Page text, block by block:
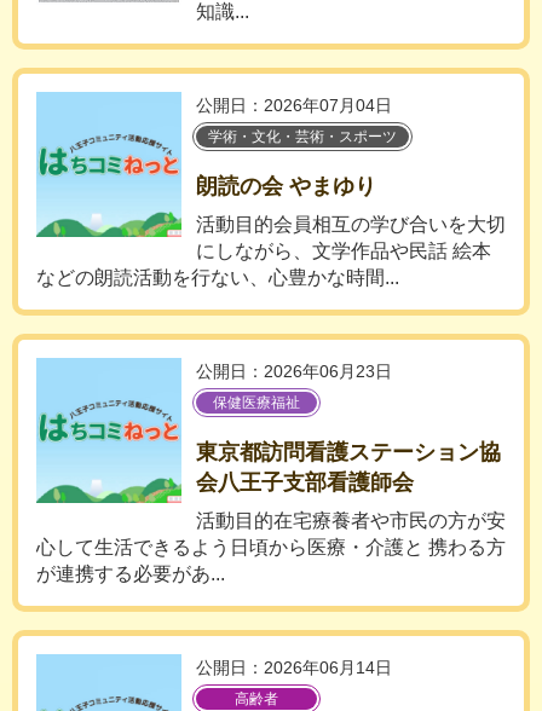
知識...
公開日：2026年07月04日
学術・文化・芸術・スポーツ
朗読の会 やまゆり
活動目的会員相互の学び合いを大切
にしながら、文学作品や民話 絵本
などの朗読活動を行ない、心豊かな時間...
公開日：2026年06月23日
保健医療福祉
東京都訪問看護ステーション協
会八王子支部看護師会
活動目的在宅療養者や市民の方が安
心して生活できるよう日頃から医療・介護と 携わる方
が連携する必要があ...
公開日：2026年06月14日
高齢者